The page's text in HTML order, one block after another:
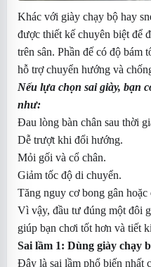
Khác với giày chạy bộ hay
được thiết kế chuyên biệt để
trên sân. Phần đế có độ bám
hỗ trợ chuyển hướng và
Nếu lựa chọn sai giày, bạn
như:
Đau lòng bàn chân sau thời
Dễ trượt khi đổi hướng.
Mỏi gối và cổ chân.
Giảm tốc độ di chuyển.
Tăng nguy cơ bong gân hoặc
Vì vậy, đầu tư đúng một đôi
giúp bạn chơi tốt hơn và tiết
Sai lầm 1: Dùng giày chạy
Đây là sai lầm phổ biến nhất